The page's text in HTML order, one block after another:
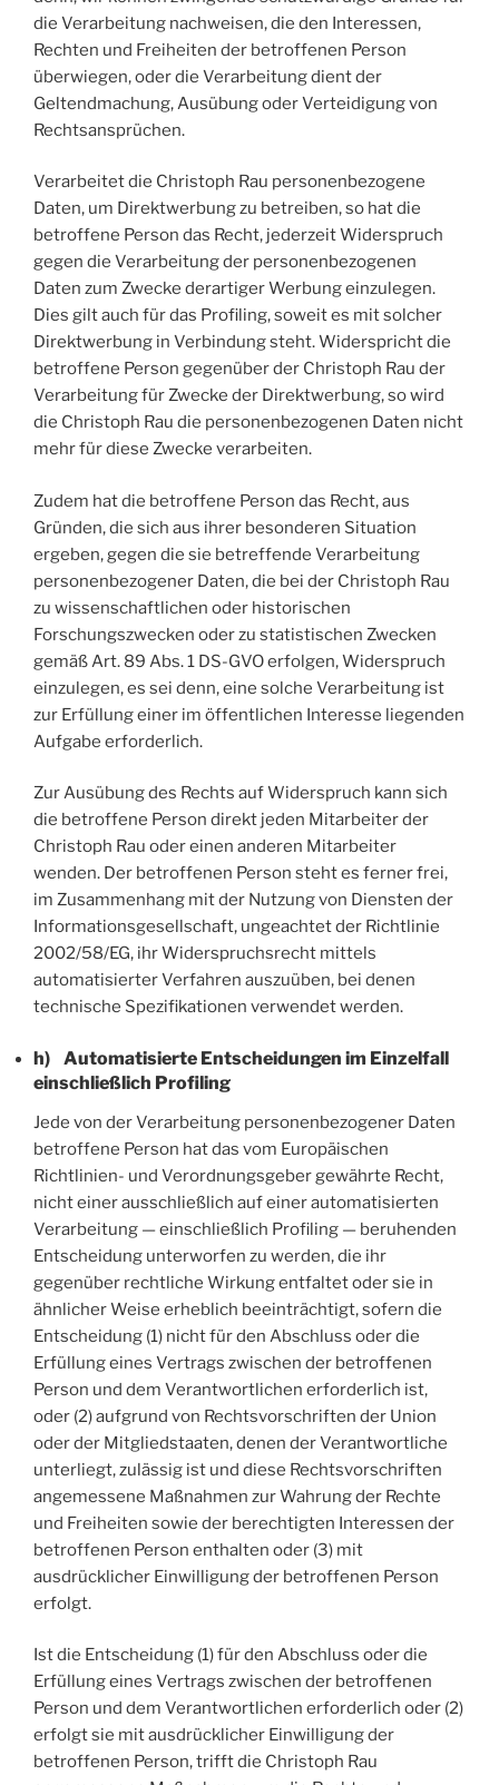
die Verarbeitung nachweisen, die den Interessen,
Rechten und Freiheiten der betroffenen Person
überwiegen, oder die Verarbeitung dient der
Geltendmachung, Ausübung oder Verteidigung von
Rechtsansprüchen.
Verarbeitet die Christoph Rau personenbezogene
Daten, um Direktwerbung zu betreiben, so hat die
betroffene Person das Recht, jederzeit Widerspruch
gegen die Verarbeitung der personenbezogenen
Daten zum Zwecke derartiger Werbung einzulegen.
Dies gilt auch für das Profiling, soweit es mit solcher
Direktwerbung in Verbindung steht. Widerspricht die
betroffene Person gegenüber der Christoph Rau der
Verarbeitung für Zwecke der Direktwerbung, so wird
die Christoph Rau die personenbezogenen Daten nicht
mehr für diese Zwecke verarbeiten.
Zudem hat die betroffene Person das Recht, aus
Gründen, die sich aus ihrer besonderen Situation
ergeben, gegen die sie betreffende Verarbeitung
personenbezogener Daten, die bei der Christoph Rau
zu wissenschaftlichen oder historischen
Forschungszwecken oder zu statistischen Zwecken
gemäß Art. 89 Abs. 1 DS-GVO erfolgen, Widerspruch
einzulegen, es sei denn, eine solche Verarbeitung ist
zur Erfüllung einer im öffentlichen Interesse liegenden
Aufgabe erforderlich.
Zur Ausübung des Rechts auf Widerspruch kann sich
die betroffene Person direkt jeden Mitarbeiter der
Christoph Rau oder einen anderen Mitarbeiter
wenden. Der betroffenen Person steht es ferner frei,
im Zusammenhang mit der Nutzung von Diensten der
Informationsgesellschaft, ungeachtet der Richtlinie
2002/58/EG, ihr Widerspruchsrecht mittels
automatisierter Verfahren auszuüben, bei denen
technische Spezifikationen verwendet werden.
h) Automatisierte Entscheidungen im Einzelfall
einschließlich Profiling
Jede von der Verarbeitung personenbezogener Daten
betroffene Person hat das vom Europäischen
Richtlinien- und Verordnungsgeber gewährte Recht,
nicht einer ausschließlich auf einer automatisierten
Verarbeitung — einschließlich Profiling — beruhenden
Entscheidung unterworfen zu werden, die ihr
gegenüber rechtliche Wirkung entfaltet oder sie in
ähnlicher Weise erheblich beeinträchtigt, sofern die
Entscheidung (1) nicht für den Abschluss oder die
Erfüllung eines Vertrags zwischen der betroffenen
Person und dem Verantwortlichen erforderlich ist,
oder (2) aufgrund von Rechtsvorschriften der Union
oder der Mitgliedstaaten, denen der Verantwortliche
unterliegt, zulässig ist und diese Rechtsvorschriften
angemessene Maßnahmen zur Wahrung der Rechte
und Freiheiten sowie der berechtigten Interessen der
betroffenen Person enthalten oder (3) mit
ausdrücklicher Einwilligung der betroffenen Person
erfolgt.
Ist die Entscheidung (1) für den Abschluss oder die
Erfüllung eines Vertrags zwischen der betroffenen
Person und dem Verantwortlichen erforderlich oder (2)
erfolgt sie mit ausdrücklicher Einwilligung der
betroffenen Person, trifft die Christoph Rau